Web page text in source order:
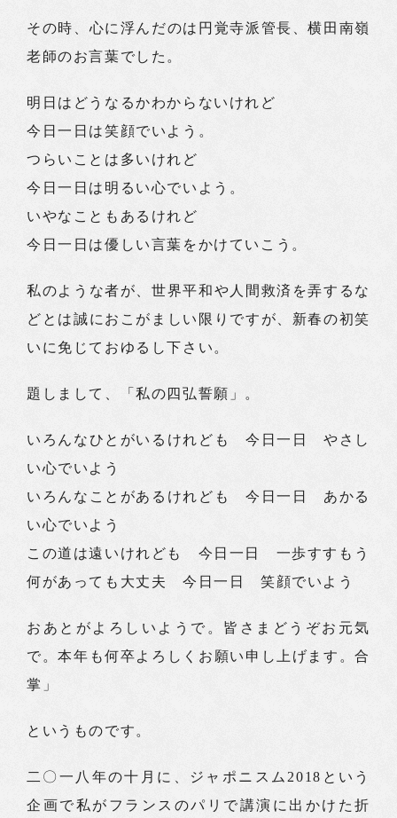
その時、心に浮んだのは円覚寺派管長、横田南嶺
老師のお言葉でした。
明日はどうなるかわからないけれど
今日一日は笑顔でいよう。
つらいことは多いけれど
今日一日は明るい心でいよう。
いやなこともあるけれど
今日一日は優しい言葉をかけていこう。
私のような者が、世界平和や人間救済を弄するな
どとは誠におこがましい限りですが、新春の初笑
いに免じておゆるし下さい。
題しまして、「私の四弘誓願」。
いろんなひとがいるけれども 今日一日 やさし
い心でいよう
いろんなことがあるけれども 今日一日 あかる
い心でいよう
この道は遠いけれども 今日一日 一歩すすもう
何があっても大丈夫 今日一日 笑顔でいよう
おあとがよろしいようで。皆さまどうぞお元気
で。本年も何卒よろしくお願い申し上げます。合
掌」
というものです。
二〇一八年の十月に、ジャポニスム2018という
企画で私がフランスのパリで講演に出かけた折